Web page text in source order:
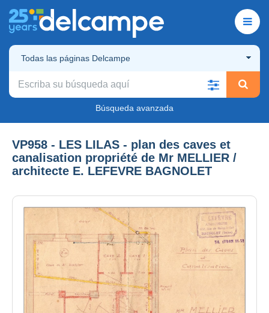
Todas las páginas Delcampe
Búsqueda avanzada
VP958 - LES LILAS - plan des caves et
canalisation propriété de Mr MELLIER /
architecte E. LEFEVRE BAGNOLET